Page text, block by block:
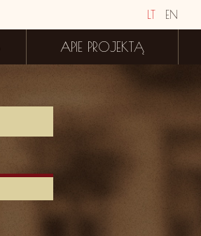
LT EN
APIE PROJEKTĄ